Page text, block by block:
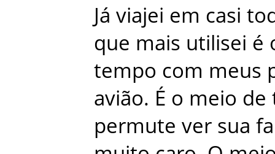
Já viajei em casi
que mais utilisei é
tempo com meus
avião. É o meio de
permute ver sua